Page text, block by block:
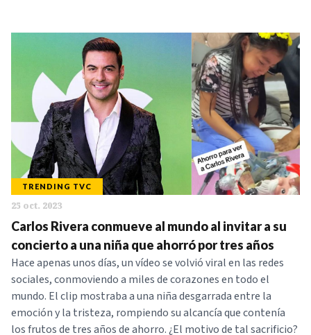
TRENDING TVC
25 oct. 2023
Carlos Rivera conmueve al mundo al invitar a su
concierto a una niña que ahorró por tres años
Hace apenas unos días, un vídeo se volvió viral en las redes
sociales, conmoviendo a miles de corazones en todo el
mundo. El clip mostraba a una niña desgarrada entre la
emoción y la tristeza, rompiendo su alcancía que contenía
los frutos de tres años de ahorro. ¿El motivo de tal sacrificio?